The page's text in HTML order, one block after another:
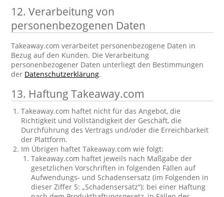
12. Verarbeitung von
personenbezogenen Daten
Takeaway.com verarbeitet personenbezogene Daten in
Bezug auf den Kunden. Die Verarbeitung
personenbezogener Daten unterliegt den Bestimmungen
der Datenschutzerklärung.
13. Haftung Takeaway.com
Takeaway.com haftet nicht für das Angebot, die
Richtigkeit und Vollständigkeit der Geschäft, die
Durchführung des Vertrags und/oder die Erreichbarkeit
der Plattform.
Im Übrigen haftet Takeaway.com wie folgt:
Takeaway.com haftet jeweils nach Maßgabe der
gesetzlichen Vorschriften in folgenden Fällen auf
Aufwendungs- und Schadensersatz (im Folgenden in
dieser Ziffer 5: „Schadensersatz“): bei einer Haftung